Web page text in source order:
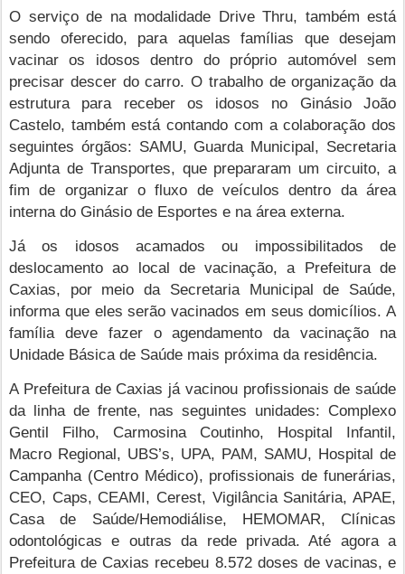
O serviço de na modalidade Drive Thru, também está
sendo oferecido, para aquelas famílias que desejam
vacinar os idosos dentro do próprio automóvel sem
precisar descer do carro. O trabalho de organização da
estrutura para receber os idosos no Ginásio João
Castelo, também está contando com a colaboração dos
seguintes órgãos: SAMU, Guarda Municipal, Secretaria
Adjunta de Transportes, que prepararam um circuito, a
fim de organizar o fluxo de veículos dentro da área
interna do Ginásio de Esportes e na área externa.
Já os idosos acamados ou impossibilitados de
deslocamento ao local de vacinação, a Prefeitura de
Caxias, por meio da Secretaria Municipal de Saúde,
informa que eles serão vacinados em seus domicílios. A
família deve fazer o agendamento da vacinação na
Unidade Básica de Saúde mais próxima da residência.
A Prefeitura de Caxias já vacinou profissionais de saúde
da linha de frente, nas seguintes unidades: Complexo
Gentil Filho, Carmosina Coutinho, Hospital Infantil,
Macro Regional, UBS’s, UPA, PAM, SAMU, Hospital de
Campanha (Centro Médico), profissionais de funerárias,
CEO, Caps, CEAMI, Cerest, Vigilância Sanitária, APAE,
Casa de Saúde/Hemodiálise, HEMOMAR, Clínicas
odontológicas e outras da rede privada. Até agora a
Prefeitura de Caxias recebeu 8.572 doses de vacinas, e